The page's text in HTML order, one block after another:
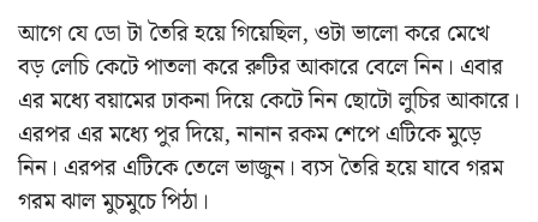
আগে যে ডো টা তৈরি হয়ে গিয়েছিল, ওটা ভালো করে মেখে
বড় লেচি কেটে পাতলা করে রুটির আকারে বেলে নিন। এবার
এর মধ্যে বয়ামের ঢাকনা দিয়ে কেটে নিন ছোটো লুচির আকারে।
এরপর এর মধ্যে পুর দিয়ে, নানান রকম শেপে এটিকে মুড়ে
নিন। এরপর এটিকে তেলে ভাজুন। ব্যস তৈরি হয়ে যাবে গরম
গরম ঝাল মুচমুচে পিঠা।